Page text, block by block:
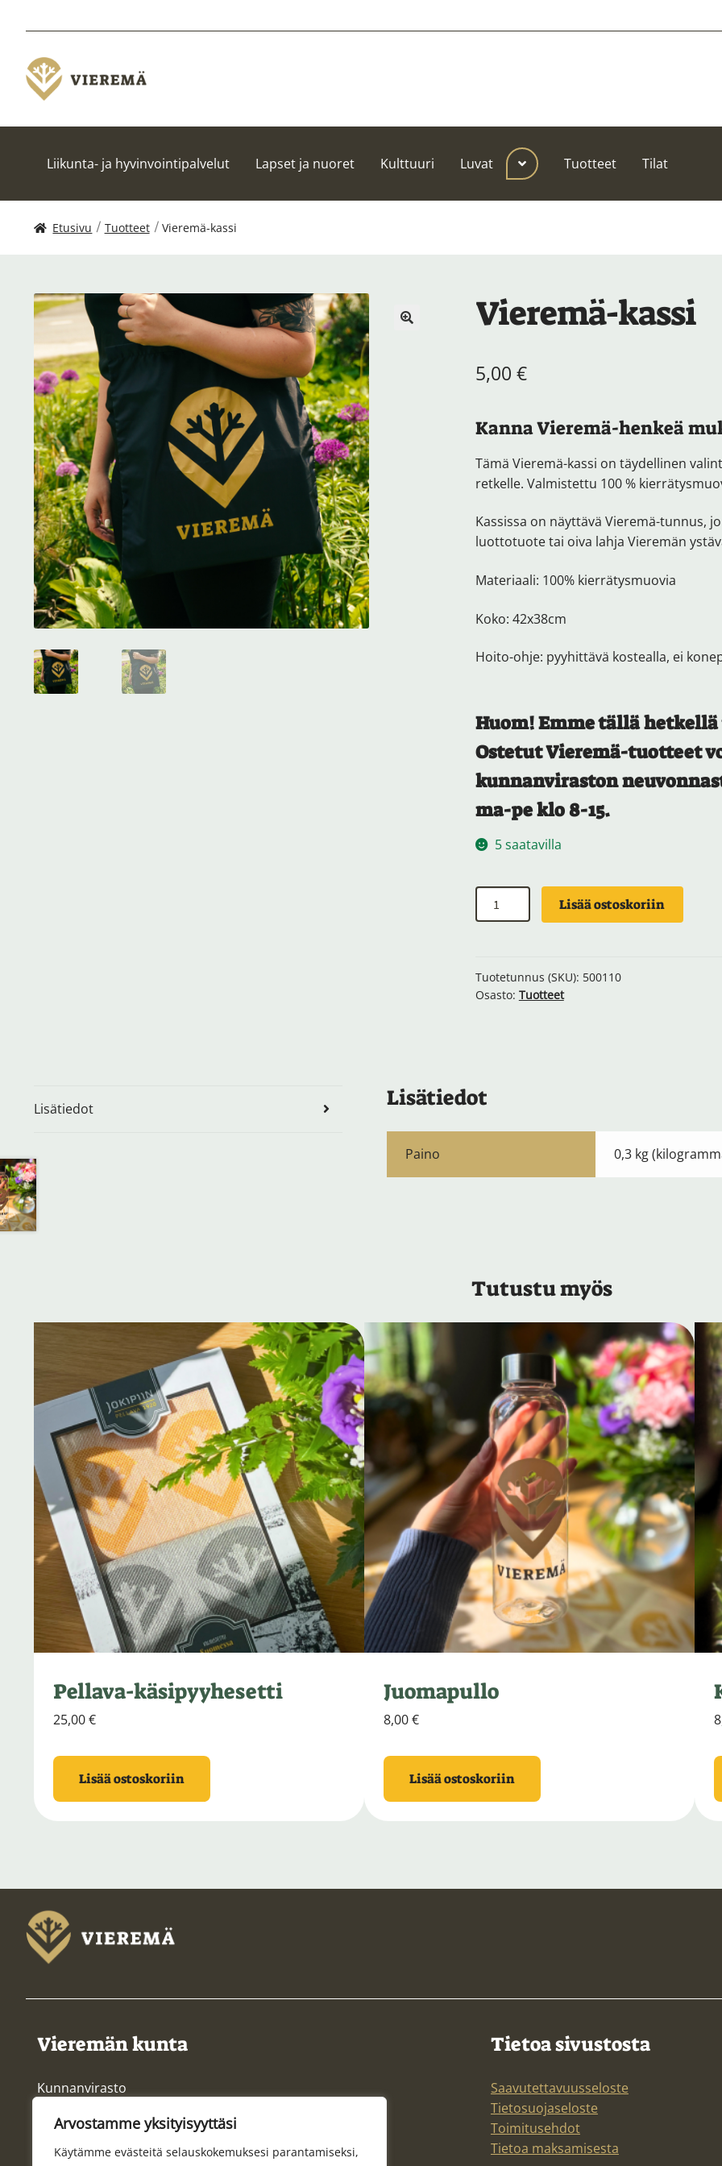
Arvostamme yksityisyyttäsi
Käytämme evästeitä selauskokemuksesi parantamiseksi,
Liikunta- ja hyvinvointipalvelut Lapset ja nuoret Kulttuuri Luvat Tuotteet Tilat
Etusivu Tuotteet Vieremä-kassi
Vieremä-kassi
5,00 €
Kanna Vieremä-henkeä
Tämä Vieremä-kassi on täydellinen
retkelle. Valmistettu 100 %
Kassissa on näyttävä Vieremä-tunnus,
luottotuote tai oiva lahja Vieremän
Materiaali: 100% kierrätysmuovia
Koko: 42x38cm
Hoito-ohje: pyyhittävä kostealla, ei
Huom! Emme tällä
Ostetut Vieremä-tuotteet
kunnanviraston
ma-pe klo 8-15.
5 saatavilla
Vieremä-
kassi
Lisää ostoskoriin
Tuotetunnus (SKU): 500110
Osasto: Tuotteet
Lisätiedot Lisätiedot
Paino 0,3 kg
Tutustu myös
Pellava-käsipyyhesetti
25,00€
Lisää ostoskoriin
Juomapullo
8,00€
Lisää ostoskoriin
Vieremän kunta
Kunnanvirasto
74200 VIEREMÄ
0400 370 160
Tietoa sivustosta
Saavutettavuusseloste
Tietosuojaseloste
Toimitusehdot
Tietoa maksamisesta